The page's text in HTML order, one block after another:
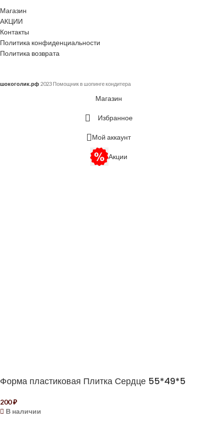
Магазин
АКЦИИ
Контакты
Политика конфиденциальности
Политика возврата
шокоголик.рф 2023 Помощник в шопинге кондитера
Магазин
Избранное
Мой аккаунт
Акции
Форма пластиковая Плитка Сердце 55*49*5
200₽
В наличии